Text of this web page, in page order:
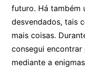
futuro. Há também
desvendados, tais
mais coisas.
consegui
mediante a